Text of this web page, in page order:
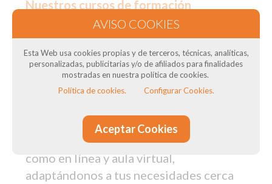
Nuestros cursos de formación
en Martorell: Para transportistas
¿Necesitas el Curso CAP para tus
conductores? ¿Necesitas curso de ADR
? ¿Quieres obtener el título del
Centro de Formación de Conductores,
impartimos cursos tanto presenciales
como en línea y aula virtual,
adaptándonos a tus necesidades cerca
Esta Web usa cookies propias y de terceros, técnicas, analíticas,
personalizadas, publicitarias y/o de afiliados para finalidades
mostradas en nuestra política de cookies.
Política de cookies.
Configurar Cookies.
Aceptar Cookies